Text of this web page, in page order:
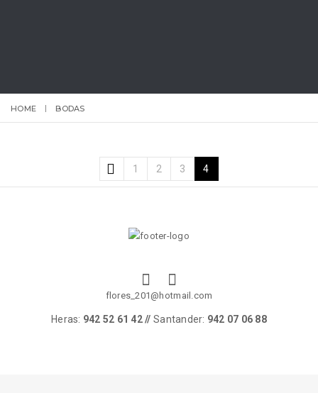
HOME BODAS
1 2 3 4
flores_201@hotmail.com
Heras: 942 52 61 42 // Santander: 942 07 06 88